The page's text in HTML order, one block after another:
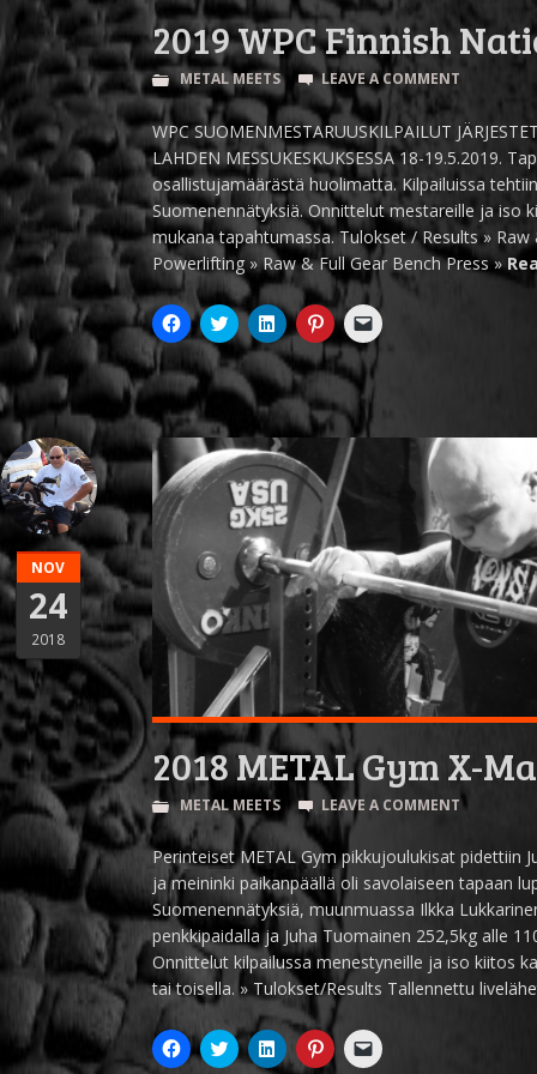
2019 WPC Finnish
METAL MEETS LEAVE A COMMENT
WPC SUOMENMESTARUUSKILPAILUT
LAHDEN MESSUKESKUKSESSA 18-19.5.2019.
osallistujamäärästä huolimatta. Kilpailuissa
Suomenennätyksiä. Onnittelut mestareille ja iso
mukana tapahtumassa. Tulokset / Results »
Powerlifting » Raw & Full Gear Bench Press »
Click
to
share
on
Facebook
(Opens
in
new
window)
Click
to
share
on
Twitter
(Opens
new
window)
Click
to
share
on
LinkedIn
(Opens
in
new
window)
Click
to
share
on
Pinterest
(Opens
in
new
window)
Click
to
a
(Opens
window)
NOV
24
2018
2018 METAL Gym X-
METAL MEETS LEAVE A COMMENT
Perinteiset METAL Gym pikkujoulukisat pidettiin
ja meininki paikanpäällä oli savolaiseen tapaan
Suomenennätyksiä, muunmuassa Ilkka
penkkipaidalla ja Juha Tuomainen 252,5kg alle
Onnittelut kilpailussa menestyneille ja iso kiitos
tai toisella. » Tulokset/Results Tallennettu
Click
to
Click
to
Click
to
Click
to
Click
to